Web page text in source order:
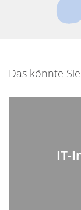
Das könnte
IT-